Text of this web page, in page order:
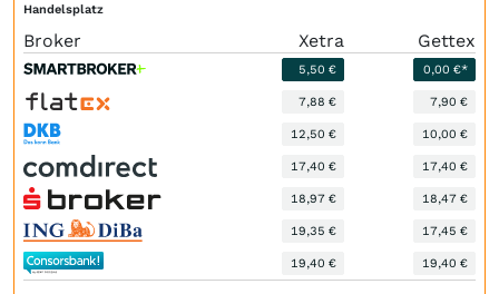
Handelsplatz
Broker Xetra Gettex
5,50 € 0,00 €*
7,88 € 7,90 €
12,50 € 10,00 €
17,40 € 17,40 €
18,97 € 18,47 €
19,35 € 17,45 €
19,40 € 19,40 €